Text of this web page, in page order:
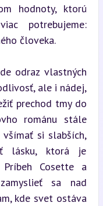
hodnoty, ktorú
potrebujeme:
človeka.
odraz vlastných
ale i nádej,
prechod tmy do
románu stále
si slabších,
lásku, ktorá je
Cosette a
sa nad
kde svet ostáva